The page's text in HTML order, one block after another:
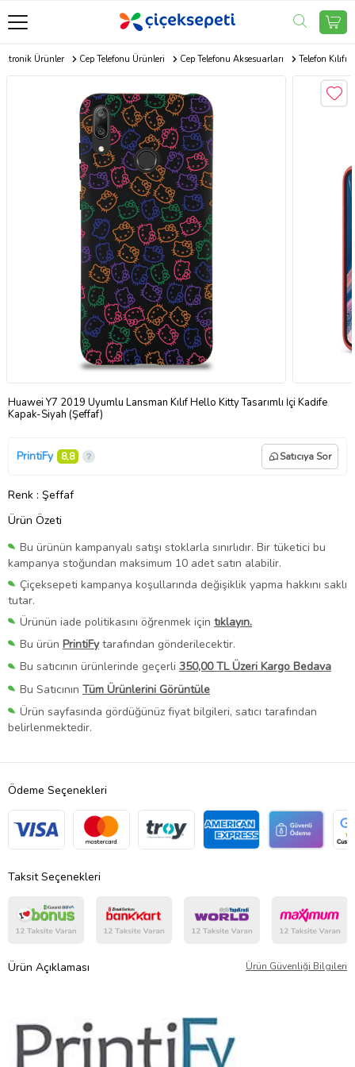
Ürünler Cep Telefonu Ürünleri Cep Telefonu Aksesuarları Telefon Kılıfı
Huawei Y7 2019 Uyumlu Lansman Kılıf Hello Kitty Tasarımlı İçi Kadife
Kapak-Siyah (Şeffaf)
PrintiFy 8,8 Satıcıya Sor
Renk : Şeffaf
Ürün Özeti
Bu ürünün kampanyalı satışı stoklarla sınırlıdır. Bir tüketici bu
kampanya stoğundan maksimum 10 adet satın alabilir.
Çiçeksepeti kampanya koşullarında değişiklik yapma hakkını saklı
tutar.
Ürünün iade politikasını öğrenmek için tıklayın.
Bu ürün PrintiFytarafından gönderilecektir.
Bu satıcının ürünlerinde geçerli 350,00 TL Üzeri Kargo Bedava
Bu Satıcının Tüm Ürünlerini Görüntüle
Ürün sayfasında gördüğünüz fiyat bilgileri, satıcı tarafından
belirlenmektedir.
Ödeme Seçenekleri
Taksit Seçenekleri
Ürün Açıklaması Ürün Güvenliği Bilgileri